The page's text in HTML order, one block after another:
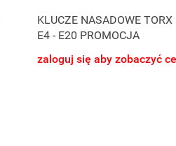
KLUCZE NASADOWE TORX
E4 - E20 PROMOCJA
zaloguj się aby zobaczyć